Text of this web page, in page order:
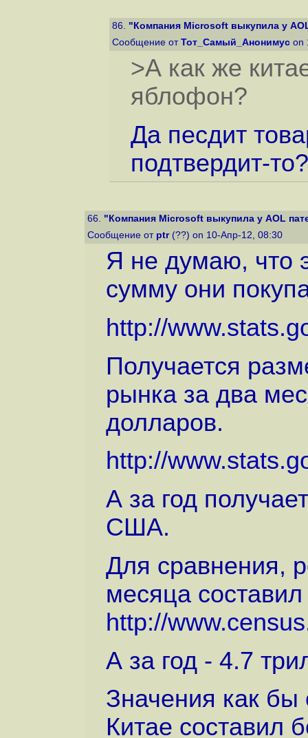
86. "Компания Microsoft выкупила у
Сообщение от Тот_Самый_Анонимус on
>А как же
яблофон?
Да песдит
подтвердит-
66. "Компания Microsoft выкупила у AOL
Сообщение от ptr(??) on 10-Апр-12, 08:30
Я не думаю, что
сумму они
http://
Получается
рынка за два
долларов.
http://
А за год
США.
Для сравнения,
месяца
http://
А за год - 4.7
Значения как
Китае составил